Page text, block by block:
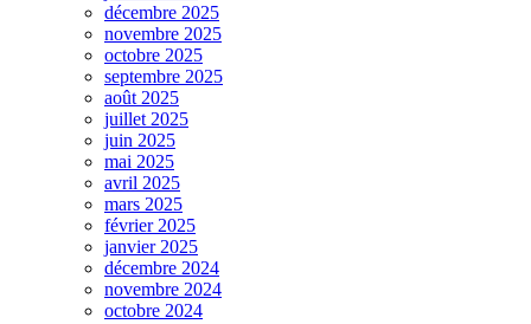
décembre 2025
novembre 2025
octobre 2025
septembre 2025
août 2025
juillet 2025
juin 2025
mai 2025
avril 2025
mars 2025
février 2025
janvier 2025
décembre 2024
novembre 2024
octobre 2024